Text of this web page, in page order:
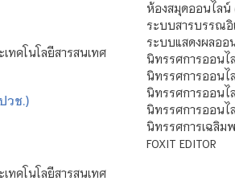
ทคโนโลยีสารสนเทศ
วช.)
ทคโนโลยีสารสนเทศ
ห้องสมุดออนไลน์
ระบบสารบรรณอิ
ระบบแสดงผลออ
นิทรรศการออนไ
นิทรรศการออนไ
นิทรรศการออนไ
นิทรรศการออนไ
นิทรรศการเฉลิม
FOXIT EDITOR